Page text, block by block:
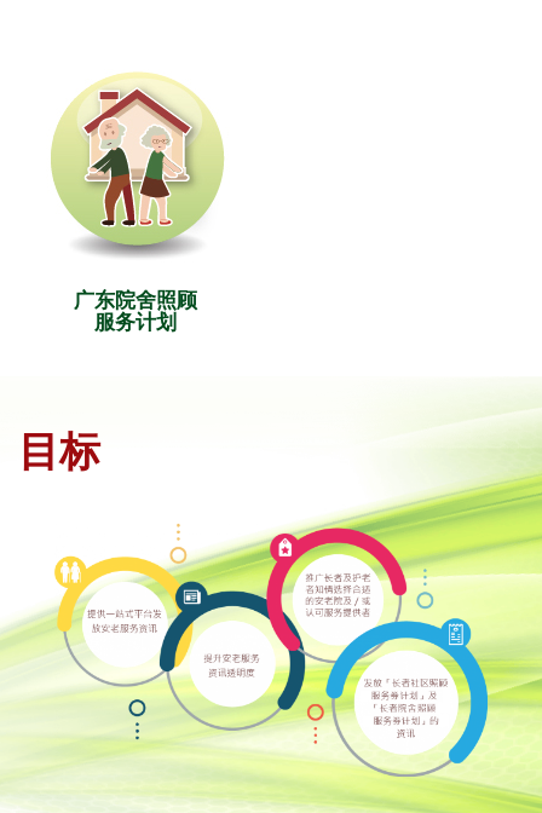
广东院舍照顾
服务计划
目标